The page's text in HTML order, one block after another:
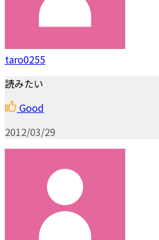
taro0255
読みたい
Good
2012/03/29